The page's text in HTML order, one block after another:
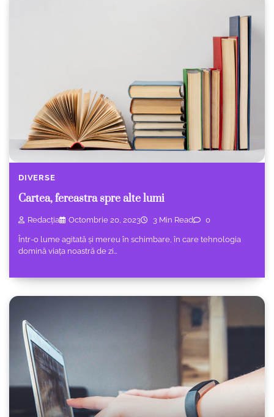
DIVERSE
Cartea, fereastra spre alte lumi
Redacția Octombrie 20, 2023 3 Min Read 0
Într-o lume agitată și mereu în schimbare, în care tehnologia
domină viața noastră de zi…